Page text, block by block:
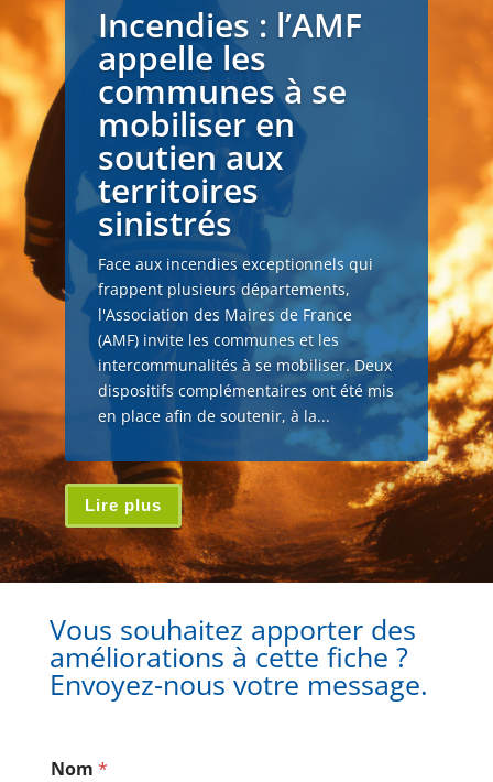
Incendies : l’AMF
appelle les
communes à se
mobiliser en
soutien aux
territoires
sinistrés
Face aux incendies exceptionnels qui
frappent plusieurs départements,
l'Association des Maires de France
(AMF) invite les communes et les
intercommunalités à se mobiliser. Deux
dispositifs complémentaires ont été mis
en place afin de soutenir, à la...
Lire plus
Vous souhaitez apporter des
améliorations à cette fiche ?
Envoyez-nous votre message.
Nom *